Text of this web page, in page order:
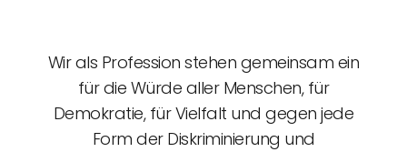
Wir als Profession stehen gemeinsam ein
für die Würde aller Menschen, für
Demokratie, für Vielfalt und gegen jede
Form der Diskriminierung und